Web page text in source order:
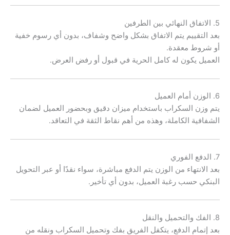
5. الاتفاق النهائي بين الطرفين
بعد التقييم يتم الاتفاق بشكل واضح وشفاف، بدون أي رسوم خفية
أو شروط معقدة.
العميل يكون له كامل الحرية في قبول أو رفض العرض.
6. الوزن أمام العميل
يتم وزن السكراب باستخدام ميزان دقيق وبحضور العميل لضمان
الشفافية الكاملة، وهذه من أهم نقاط الثقة في التعاقد.
7. الدفع الفوري
بعد الانتهاء من الوزن يتم الدفع مباشرة، سواء نقدًا أو عبر التحويل
البنكي حسب رغبة العميل، بدون أي تأخير.
8. الفك والتحميل والنقل
بعد إتمام الدفع، يتكفل الفريق بفك وتحميل السكراب ونقله من